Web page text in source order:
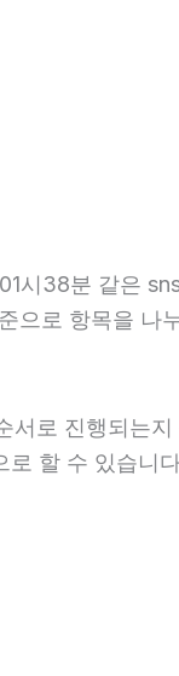
시38분 같은
으로 항목을 나
로 진행되는
로 할 수 있습니